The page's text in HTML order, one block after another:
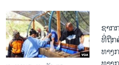
ຊາກ
ທີ່ຖືກ
ທາງ